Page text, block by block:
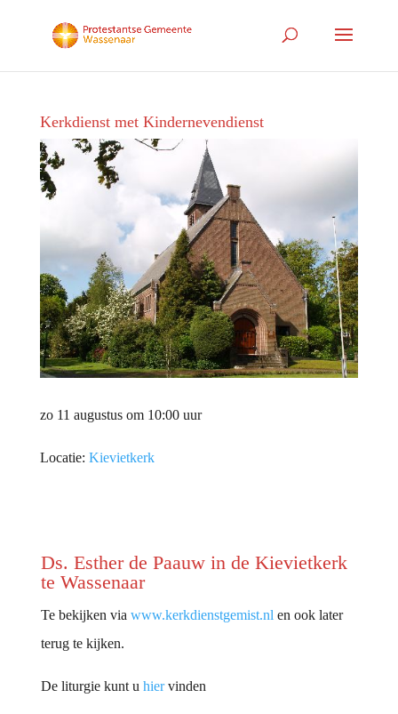
Kerkdienst met Kindernevendienst
zo 11 augustus om 10:00 uur
Locatie: Kievietkerk
Ds. Esther de Paauw in de Kievietkerk
te Wassenaar
Te bekijken via www.kerkdienstgemist.nl en ook later
terug te kijken.
De liturgie kunt u hiervinden